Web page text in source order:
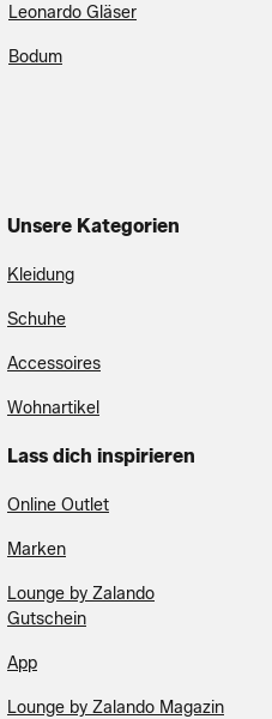
Leonardo Gläser
Bodum
Unsere Kategorien
Kleidung
Schuhe
Accessoires
Wohnartikel
Lass dich inspirieren
Online Outlet
Marken
Lounge by Zalando
Gutschein
App
Lounge by Zalando Magazin